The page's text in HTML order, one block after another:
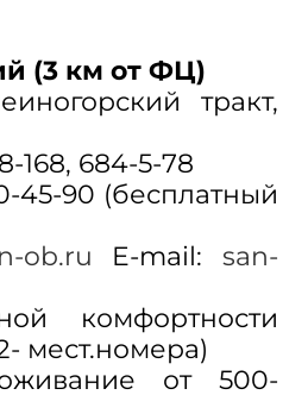
(3 км от ФЦ)
тракт,
168, 684-5-78
90 (бесплатный
ob.ru E-mail:san-
комфортности
мест.номера)
от 500-